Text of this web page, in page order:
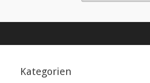
nach:
Kategorien